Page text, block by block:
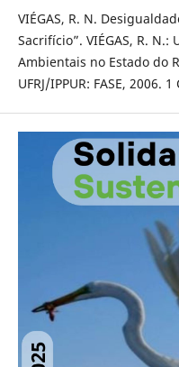
VIÉGAS, R. N.
Sacrifício”. VIÉGAS, R. N.:
Ambientais no Estado do
UFRJ/IPPUR: FASE, 2006. 1